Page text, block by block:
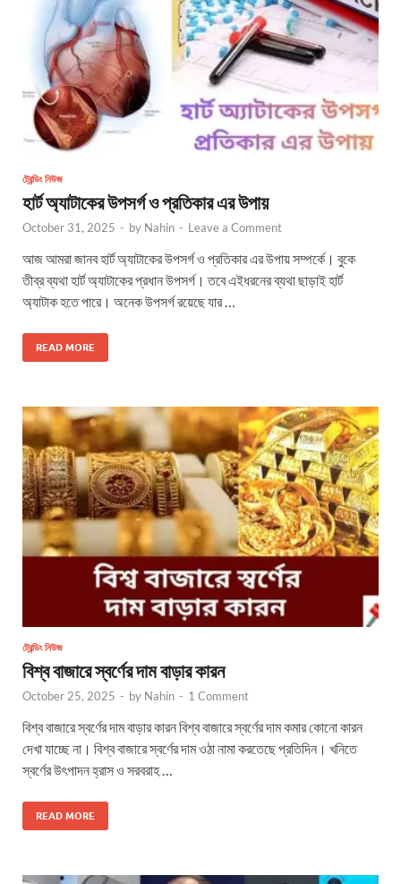
ট্রেন্ডিং নিউজ
হার্ট অ্যাটাকের উপসর্গ ও প্রতিকার এর উপায়
October 31, 2025 - by Nahin - Leave a Comment
আজ আমরা জানব হার্ট অ্যাটাকের উপসর্গ ও প্রতিকার এর উপায় সম্পর্কে। বুকে
তীব্র ব্যথা হার্ট অ্যাটাকের প্রধান উপসর্গ। তবে এইধরনের ব্যথা ছাড়াই হার্ট
অ্যাটাক হতে পারে। অনেক উপসর্গ রয়েছে যার …
READ MORE
ট্রেন্ডিং নিউজ
বিশ্ব বাজারে স্বর্ণের দাম বাড়ার কারন
October 25, 2025 - by Nahin - 1 Comment
বিশ্ব বাজারে স্বর্ণের দাম বাড়ার কারন বিশ্ব বাজারে স্বর্ণের দাম কমার কোনো কারন
দেখা যাচ্ছে না। বিশ্ব বাজারে স্বর্ণের দাম ওঠা নামা করতেছে প্রতিদিন। খনিতে
স্বর্ণের উৎপাদন হ্রাস ও সরবরাহ …
READ MORE